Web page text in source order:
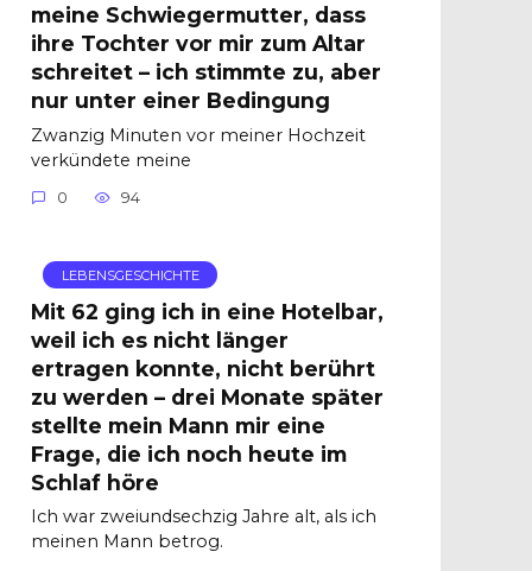
meine Schwiegermutter, dass
ihre Tochter vor mir zum Altar
schreitet – ich stimmte zu, aber
nur unter einer Bedingung
Zwanzig Minuten vor meiner Hochzeit
verkündete meine
0 94
LEBENSGESCHICHTE
Mit 62 ging ich in eine Hotelbar,
weil ich es nicht länger
ertragen konnte, nicht berührt
zu werden – drei Monate später
stellte mein Mann mir eine
Frage, die ich noch heute im
Schlaf höre
Ich war zweiundsechzig Jahre alt, als ich
meinen Mann betrog.